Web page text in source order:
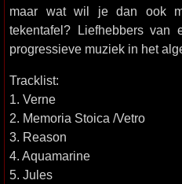
maar wat wil je dan ook
tekentafel? Liefhebbers van
progressieve muziek in het
Tracklist:
1. Verne
2. Memoria Stoica /Vetro
3. Reason
4. Aquamarine
5. Jules